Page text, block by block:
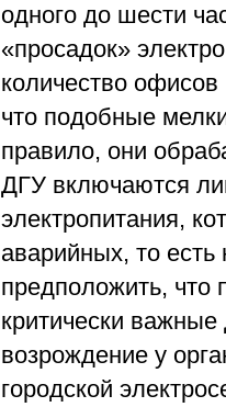
одного до шести
«просадок»
количество
что подобные
правило, они
ДГУ включаются
электропитания,
аварийных, то
предположить, что
критически
возрождение у
городской